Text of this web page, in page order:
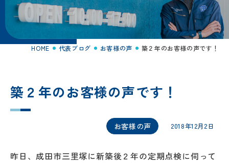
HOME 代表ブログ お客様の声 築２年のお客様の声です！
築２年のお客様の声です！
お客様の声 2018年12月2日
昨日、成田市三里塚に新築後２年の定期点検に伺って